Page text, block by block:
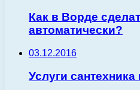
Как в Ворде
автоматически?
03.12.2016
Услуги